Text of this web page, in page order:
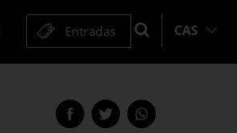
Entradas CAS
Compartir
en
Compartir
en
Compartir
en